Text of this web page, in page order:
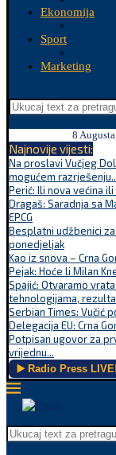
Ekonomija
Sport
Marketing
8
Najnovije vijesti:
Na proslavi Vučjeg
mogućem
Perić: Ili nova većina
Dragaš: Saradnja sa
EPCG
Besplatni udžbenici
ponedjeljak
Kao iz snova – Crna
Pejak: Hoće li Milan
Spajić: Otvaramo
tehnologijama,
Serbian Times: Vučić
Delegacija EU: Crna
Potpisan ugovor za
vrijednu...
▶️ Radio Press LIVE!